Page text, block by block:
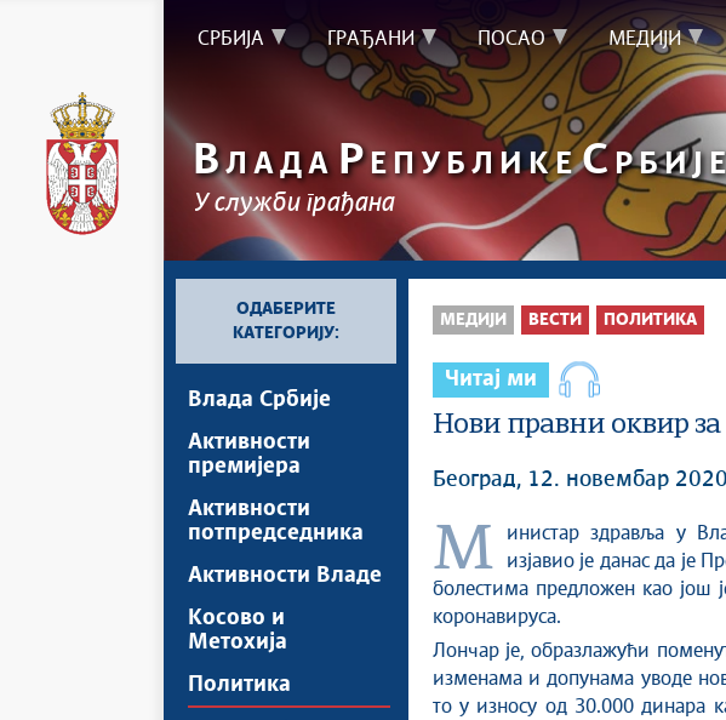
СРБИЈА ГРАЂАНИ ПОСАО МЕДИЈИ
ВЛАДА Р ЕПУБЛИКЕС
У служби грађана
ОДАБЕРИТЕ
КАТЕГОРИЈУ:
Влада Србије
Активности
премијера
Активности
потпредседника
Активности Владе
Косово и
Метохија
Политика
МЕДИЈИ ВЕСТИ ПОЛИТИКА
Читај ми
Нови правни оквир за
Београд, 12. новембар
Министар здравља у Влади Републике Србије Златибор Лончар
изјавио је данас да је
болестима предложен као још
коронавируса.
Лончар је, образлажући
изменама и допунама уводе
то у износу од 30.000 динара